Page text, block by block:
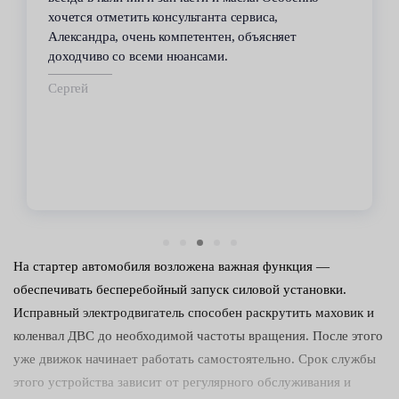
всегда помогал решить возникающие с
автомобилем проблемы. Все работы по
техобслуживанию проводились качественно
На стартер автомобиля возложена важная функция —
обеспечивать бесперебойный запуск силовой установки.
Исправный электродвигатель способен раскрутить маховик и
коленвал ДВС до необходимой частоты вращения. После этого
уже движок начинает работать самостоятельно. Срок службы
этого устройства зависит от регулярного обслуживания и